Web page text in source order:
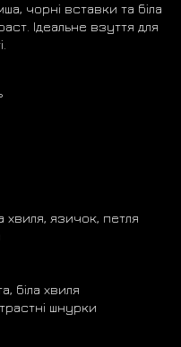
чорні вставки та біла
Ідеальне взуття для
язичок, петля
біла хвиля
шнурки